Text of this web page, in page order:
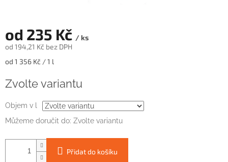
od 235 Kč / ks
od 194,21 Kč bez DPH
Měrná
od 1 356 Kč / 1 l
Zvolte variantu
Objem v l
Můžeme doručit do: Zvolte variantu
Přidat do košíku